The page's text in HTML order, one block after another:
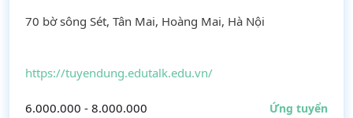
70 bờ sông Sét, Tân Mai, Hoàng Mai, Hà Nội
https://tuyendung.edutalk.edu.vn/
6.000.000 - 8.000.000 Ứng tuyển